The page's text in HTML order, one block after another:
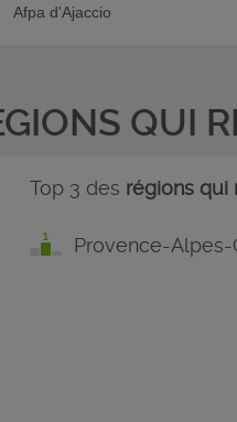
Afpa d'Ajaccio
QUI
Top 3 des régions qui
Provence-Alpes-